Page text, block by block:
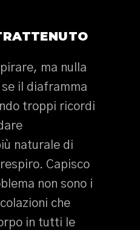
ma nulla
il diaframma
troppi ricordi
naturale di
Capisco
non sono i
che
in tutti le